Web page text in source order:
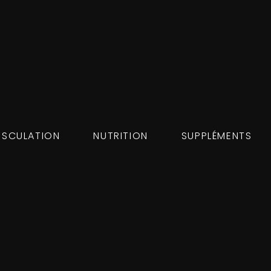
NUTRITION SUPPLÉMENTS